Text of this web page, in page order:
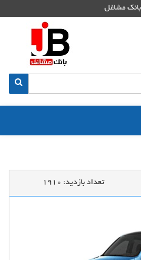
مشاغل
تعداد بازدید: